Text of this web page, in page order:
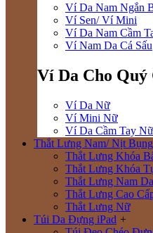
Ví Da Nam Ngắn
Ví Sen/ Ví Mini
Ví Da Nam Cầm
Ví Nam Da Cá Sấu
Ví Da Cho Quý
Ví Da Nữ
Ví Mini Nữ
Ví Da Cầm Tay Nữ
Thắt Lưng Nam/ Nịt
Thắt Lưng Khóa
Thắt Lưng Khóa
Thắt Lưng Nam
Thắt Lưng Cao
Thắt Lưng Nữ
Túi Da Đựng iPad +